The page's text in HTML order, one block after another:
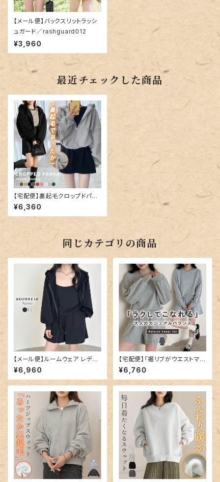
【メール便】バックスリットラッシ
ュガード／rashguard012
¥3,960
最近チェックした商品
【宅配便】裏起毛クロップドパー
カー／tops1587
¥6,360
同じカテゴリの商品
【メール便】ルームウェア レディ
ース 上下セット パジャマ 上下
／roomwear285
¥6,960
【宅配便】「裾リブがウエストマー
ク風」スウェット 上下 レディース
長袖 トップス／tops2379
¥6,760